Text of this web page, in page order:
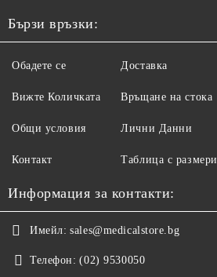
Бързи връзки:
Обадете се
Вижте Количката
Общи условия
Контакт
Доставка
Връщане на стока
Лични Данни
Таблица с размери
Информация за контакти:
Имейл: sales@medicalstore.bg
Телефон: (02) 9530050